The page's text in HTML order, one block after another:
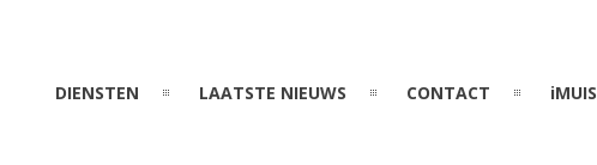
DIENSTEN LAATSTE NIEUWS CONTACT iMUIS